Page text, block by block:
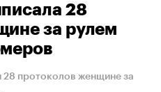
28
за рулем
28 протоколов женщине за